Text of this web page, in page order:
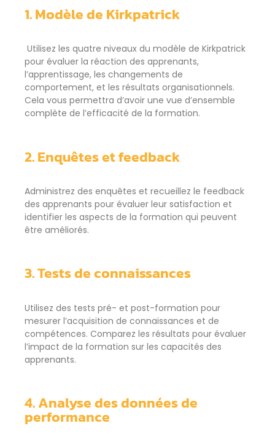
1. Modèle de Kirkpatrick
Utilisez les quatre niveaux du modèle de Kirkpatrick
pour évaluer la réaction des apprenants,
l’apprentissage, les changements de
comportement, et les résultats organisationnels.
Cela vous permettra d’avoir une vue d’ensemble
complète de l’efficacité de la formation.
2. Enquêtes et feedback
Administrez des enquêtes et recueillez le feedback
des apprenants pour évaluer leur satisfaction et
identifier les aspects de la formation qui peuvent
être améliorés.
3. Tests de connaissances
Utilisez des tests pré- et post-formation pour
mesurer l’acquisition de connaissances et de
compétences. Comparez les résultats pour évaluer
l’impact de la formation sur les capacités des
apprenants.
4. Analyse des données de
performance